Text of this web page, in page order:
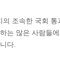
조속한 국회
는 많은 사람들
다.